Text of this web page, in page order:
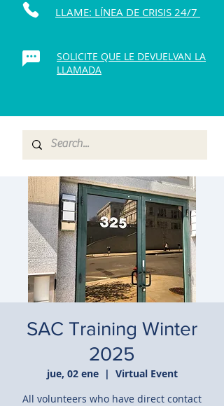
LLAME: LÍNEA DE CRISIS 24/7
SOLICITE QUE LE DEVUELVAN LA
LLAMADA
SAC Training Winter
2025
jue, 02 ene
  |
Virtual Event
All volunteers who have direct contact